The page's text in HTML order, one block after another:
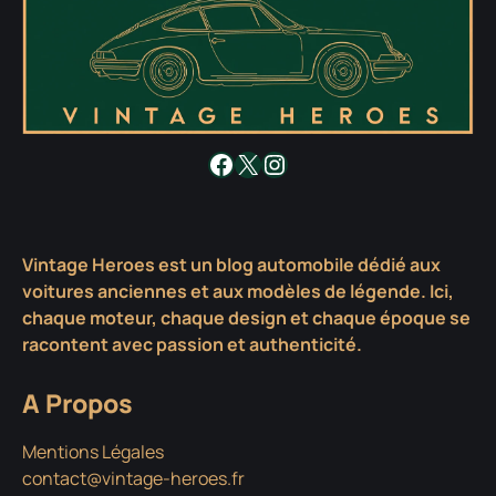
Facebook
X Instagram
Vintage Heroes est un blog automobile dédié aux
voitures anciennes et aux modèles de légende. Ici,
chaque moteur, chaque design et chaque époque se
racontent avec passion et authenticité.
A Propos
Mentions Légales
contact@vintage-heroes.fr